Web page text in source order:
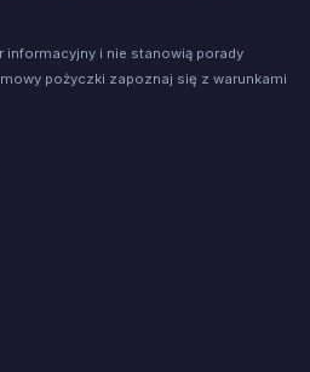
informacyjny i nie stanowią porady
pożyczki zapoznaj się z warunkami